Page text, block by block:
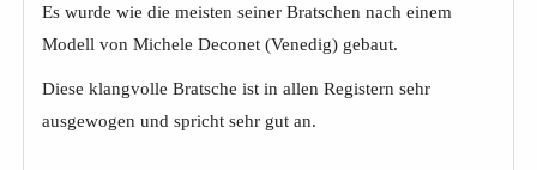
Es wurde wie die meisten seiner Bratschen nach einem
Modell von Michele Deconet (Venedig) gebaut.
Diese klangvolle Bratsche ist in allen Registern sehr
ausgewogen und spricht sehr gut an.